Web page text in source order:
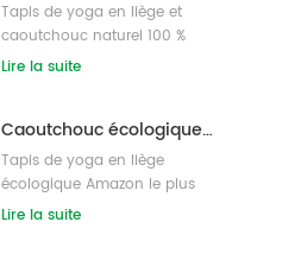
Tapis de yoga en liège et
caoutchouc naturel 100 %
écologique
Lire la suite
Caoutchouc écologique/fitness/tapis de yoga en liège personnalisé/tapis d'exercice en liège
Tapis de yoga en liège
écologique Amazon le plus
vendu
Lire la suite